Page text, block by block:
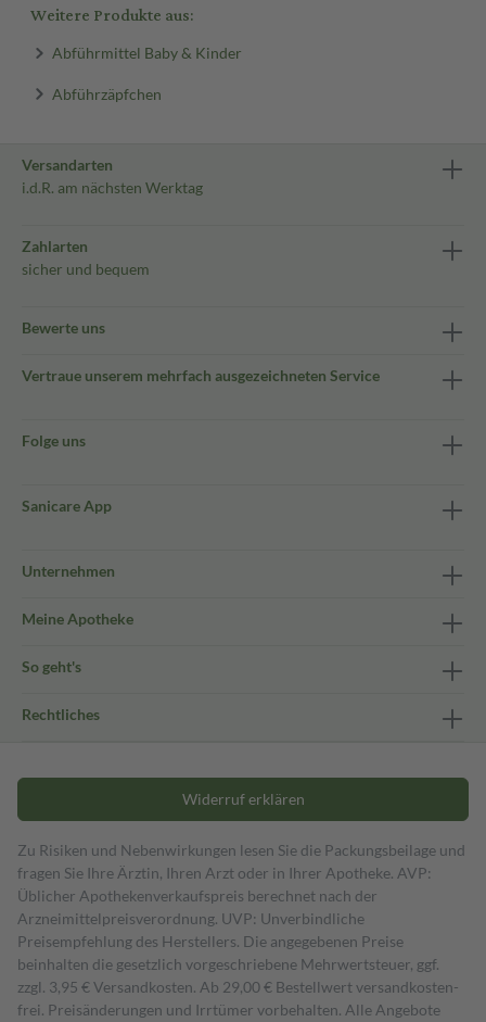
Weitere Produkte aus:
Abführmittel Baby & Kinder
Abführzäpfchen
Versandarten
i.d.R. am nächsten Werktag
Zahlarten
sicher und bequem
Bewerte uns
Vertraue unserem mehrfach ausgezeichneten Service
Folge uns
Sanicare App
Unternehmen
Meine Apotheke
So geht's
Rechtliches
Widerruf erklären
Zu Risiken und Nebenwirkungen lesen Sie die Packungsbeilage und
fragen Sie Ihre Ärztin, Ihren Arzt oder in Ihrer Apotheke. AVP:
Üblicher Apothekenverkaufspreis berechnet nach der
Arzneimittelpreisverordnung. UVP: Unverbindliche
Preisempfehlung des Herstellers. Die angegebenen Preise
beinhalten die gesetzlich vorgeschriebene Mehrwertsteuer, ggf.
zzgl. 3,95 € Versandkosten. Ab 29,00 € Bestell­wert versand­kosten­
frei. Preisänderungen und Irrtümer vorbehalten. Alle Angebote